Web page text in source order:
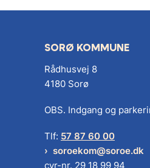
SORØ KOMMUNE
Rådhusvej 8
4180 Sorø
OBS. Indgang og
Tlf: 57 87 60 00
soroekom@soroe.dk
cvr-nr. 29 18 99 94